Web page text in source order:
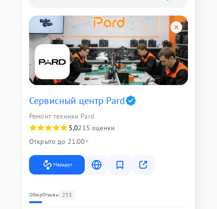
Сервисный центр Pard
Ремонт техники Pard
5,0215 оценки
Открыто до 21:00
Маршрут
ОбзорОтзывы 255